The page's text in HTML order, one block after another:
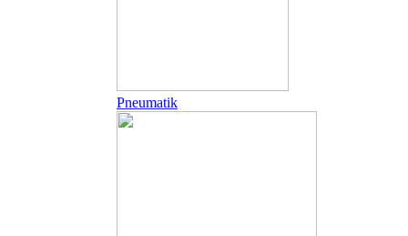
Pneumatik